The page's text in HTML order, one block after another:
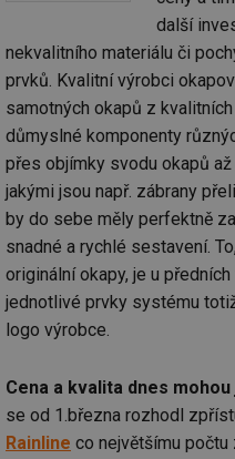
další
nekvalitního materiálu či
prvků. Kvalitní výrobci
samotných okapů z
důmyslné komponenty
přes objímky svodu okapů
jakými jsou např. zábrany
by do sebe měly perfektně
snadné a rychlé sestavení.
originální okapy, je u
jednotlivé prvky systému
logo výrobce.
Cena a kvalita dnes
se od 1.března rozhodl
Rainline co největšímu počtu